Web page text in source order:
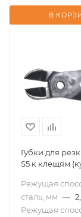
В
Губки для
S5 к клещям
Режущая
сталь, мм —
Режущая